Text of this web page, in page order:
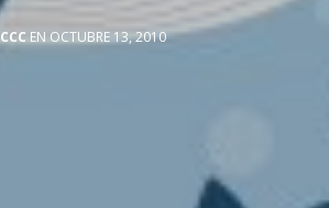
CCC EN OCTUBRE 13, 2010